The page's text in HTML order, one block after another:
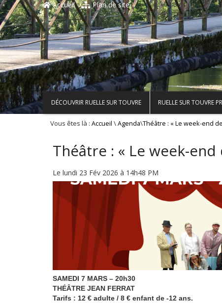
Accueil Plan de site
DÉCOUVRIR RUELLE SUR TOUVRE RUELLE SUR TOUVRE
Vous êtes là : Accueil \Agenda\Théâtre : « Le week-end
Théâtre : « Le week-
Le lundi 23 Fév 2026 à 14h48 PM
SAMEDI 7 MARS – 20h30
THÉÂTRE JEAN FERRAT
Tarifs : 12 € adulte / 8 € enfant de -12 ans.